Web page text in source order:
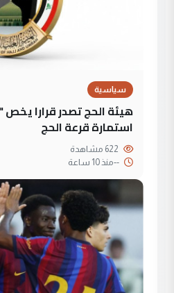
سياسية
هيئة الحج تصدر قرارا
استمارة قرعة الحج
--منذ 10 ساعة